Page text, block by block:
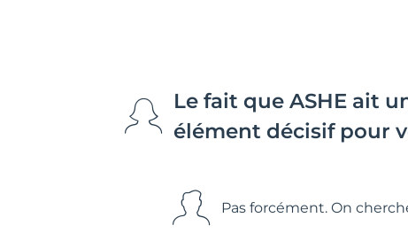
Le fait que ASHE ait
élément décisif pour
Pas forcément. On